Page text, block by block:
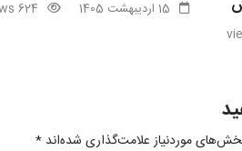
15 اردیبهشت 1405 624 views
موردنیاز علامت‌گذاری شده‌اند *